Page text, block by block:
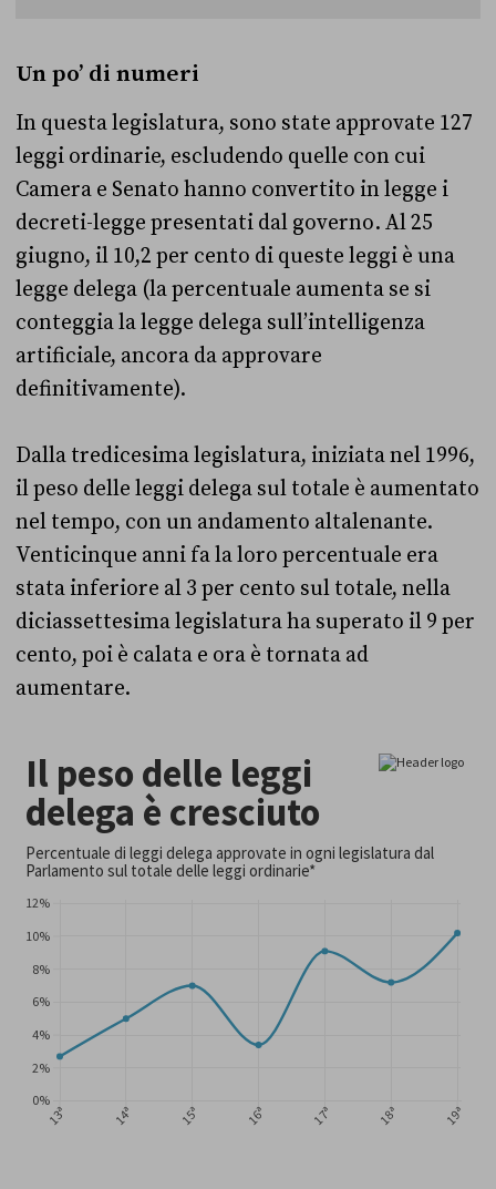
Un po’ di numeri
In questa legislatura, sono state approvate 127
leggi ordinarie, escludendo quelle con cui
Camera e Senato hanno convertito in legge i
decreti-legge presentati dal governo. Al 25
giugno, il 10,2 per cento di queste leggi è una
legge delega (la percentuale aumenta se si
conteggia la legge delega sull’intelligenza
artificiale, ancora da approvare
definitivamente).
Dalla tredicesima legislatura, iniziata nel 1996,
il peso delle leggi delega sul totale è aumentato
nel tempo, con un andamento altalenante.
Venticinque anni fa la loro percentuale era
stata inferiore al 3 per cento sul totale, nella
diciassettesima legislatura ha superato il 9 per
cento, poi è calata e ora è tornata ad
aumentare.